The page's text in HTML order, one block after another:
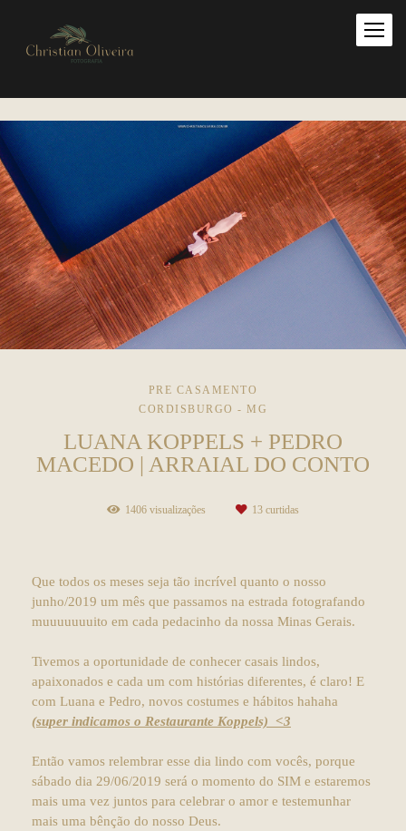
PRE CASAMENTO
CORDISBURGO - MG
LUANA KOPPELS + PEDRO
MACEDO | ARRAIAL DO CONTO
1406 visualizações 13 curtidas
Que todos os meses seja tão incrível quanto o nosso
junho/2019 um mês que passamos na estrada fotografando
muuuuuuuito em cada pedacinho da nossa Minas Gerais.
Tivemos a oportunidade de conhecer casais lindos,
apaixonados e cada um com histórias diferentes, é claro! E
com Luana e Pedro, novos costumes e hábitos hahaha
(super indicamos o Restaurante Koppels) <3
Então vamos relembrar esse dia lindo com vocês, porque
sábado dia 29/06/2019 será o momento do SIM e estaremos
mais uma vez juntos para celebrar o amor e testemunhar
mais uma bênção do nosso Deus.